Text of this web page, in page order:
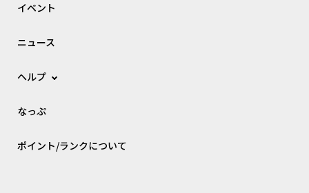
イベント
ニュース
ヘルプ
なっぷ
ポイント/ランクについて